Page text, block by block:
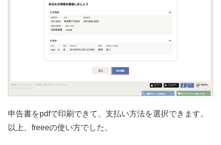
申告書をpdfで印刷できて、支払い方法を選択できます。
以上、freeeの使い方でした。